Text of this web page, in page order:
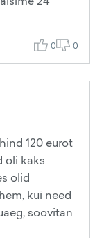
0 0
120 eurot
oli kaks
olid
kui need
soovitan